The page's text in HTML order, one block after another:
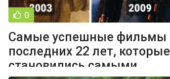
0
Самые успешные фильмы
последних 22 лет, которые
становились самыми